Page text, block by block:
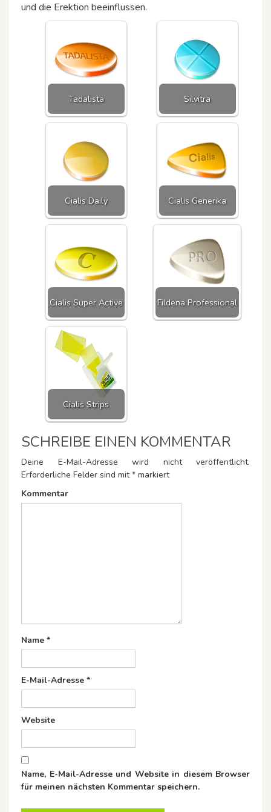
und die Erektion beeinflussen.
Tadalista Silvitra
Cialis Daily Cialis Generika
Cialis Super Active Fildena Professional
Cialis Strips
SCHREIBE EINEN KOMMENTAR
Deine E-Mail-Adresse wird nicht veröffentlicht.
Erforderliche Felder sind mit* markiert
Kommentar
Name *
E-Mail-Adresse *
Website
Name, E-Mail-Adresse und Website in diesem Browser
für meinen nächsten Kommentar speichern.